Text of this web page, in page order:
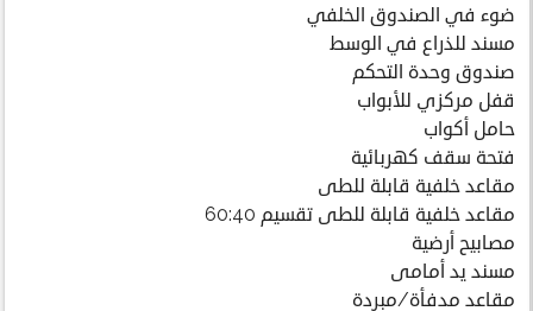
ضوء في الصندوق الخلفي
مسند للذراع في الوسط
صندوق وحدة التحكم
قفل مركزي للأبواب
حامل أكواب
فتحة سقف كهربائية
مقاعد خلفية قابلة للطى
مقاعد خلفية قابلة للطى تقسيم 60:40
مصابيح أرضية
مسند يد أمامى
مقاعد مدفأة/مبردة